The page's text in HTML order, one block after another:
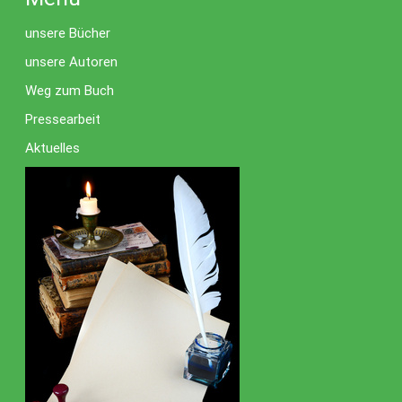
unsere Bücher
unsere Autoren
Weg zum Buch
Pressearbeit
Aktuelles